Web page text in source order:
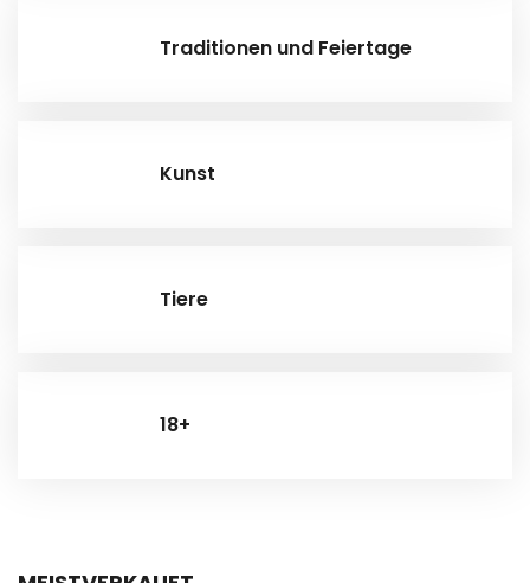
Traditionen und Feiertage
Kunst
Tiere
18+